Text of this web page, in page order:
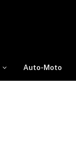
Auto-Moto